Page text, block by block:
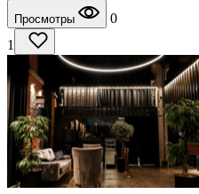
Просмотры
0
1